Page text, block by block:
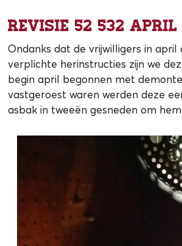
Revisie 52 532 april
Ondanks dat de vrijwilligers in
verplichte herinstructies zijn we
begin april begonnen met
vastgeroest waren werden deze
asbak in tweeën gesneden om